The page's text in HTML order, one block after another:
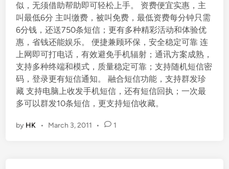
似，无须借助帮助即可轻松上手。 资费便宜实惠，主
叫最低6分 主叫缴费，被叫免费，最低资费每分钟只需
6分钱，还送750条短信；更有多种精彩活动和体验优
惠，省钱还能娱乐。 便捷兼顾环保，安全稳定可靠 连
上网即可打电话，有效避免手机辐射；通讯方案成熟，
支持多种终端和模式，质量稳定可靠；支持随机短信密
码，登录更有短信通知。 融合短信功能，支持群发珍
藏 支持电脑上收发手机短信，还有短信回执；一次最
多可以群发10条短信，更支持短信收藏。
by HK • March 3, 2011 • 1